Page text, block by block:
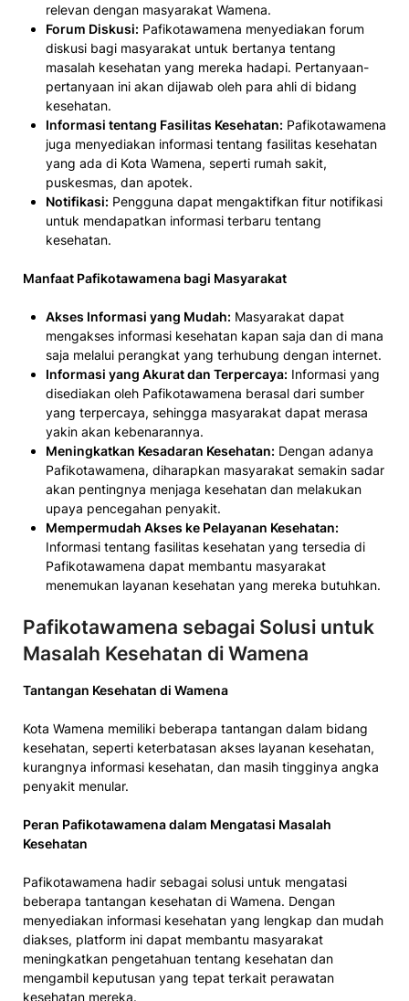
relevan dengan masyarakat Wamena.
Forum Diskusi: Pafikotawamena menyediakan forum
diskusi bagi masyarakat untuk bertanya tentang
masalah kesehatan yang mereka hadapi. Pertanyaan-
pertanyaan ini akan dijawab oleh para ahli di bidang
kesehatan.
Informasi tentang Fasilitas Kesehatan: Pafikotawamena
juga menyediakan informasi tentang fasilitas kesehatan
yang ada di Kota Wamena, seperti rumah sakit,
puskesmas, dan apotek.
Notifikasi: Pengguna dapat mengaktifkan fitur notifikasi
untuk mendapatkan informasi terbaru tentang
kesehatan.
Manfaat Pafikotawamena bagi Masyarakat
Akses Informasi yang Mudah: Masyarakat dapat
mengakses informasi kesehatan kapan saja dan di mana
saja melalui perangkat yang terhubung dengan internet.
Informasi yang Akurat dan Terpercaya: Informasi yang
disediakan oleh Pafikotawamena berasal dari sumber
yang terpercaya, sehingga masyarakat dapat merasa
yakin akan kebenarannya.
Meningkatkan Kesadaran Kesehatan: Dengan adanya
Pafikotawamena, diharapkan masyarakat semakin sadar
akan pentingnya menjaga kesehatan dan melakukan
upaya pencegahan penyakit.
Mempermudah Akses ke Pelayanan Kesehatan:
Informasi tentang fasilitas kesehatan yang tersedia di
Pafikotawamena dapat membantu masyarakat
menemukan layanan kesehatan yang mereka butuhkan.
Pafikotawamena sebagai Solusi untuk
Masalah Kesehatan di Wamena
Tantangan Kesehatan di Wamena
Kota Wamena memiliki beberapa tantangan dalam bidang
kesehatan, seperti keterbatasan akses layanan kesehatan,
kurangnya informasi kesehatan, dan masih tingginya angka
penyakit menular.
Peran Pafikotawamena dalam Mengatasi Masalah
Kesehatan
Pafikotawamena hadir sebagai solusi untuk mengatasi
beberapa tantangan kesehatan di Wamena. Dengan
menyediakan informasi kesehatan yang lengkap dan mudah
diakses, platform ini dapat membantu masyarakat
meningkatkan pengetahuan tentang kesehatan dan
mengambil keputusan yang tepat terkait perawatan
kesehatan mereka.